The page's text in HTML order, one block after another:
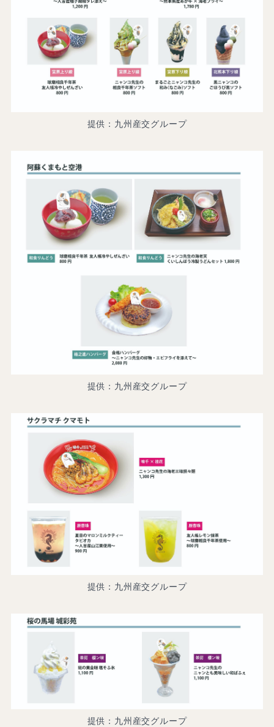
提供：九州産交グループ
提供：九州産交グループ
提供：九州産交グループ
提供：九州産交グループ